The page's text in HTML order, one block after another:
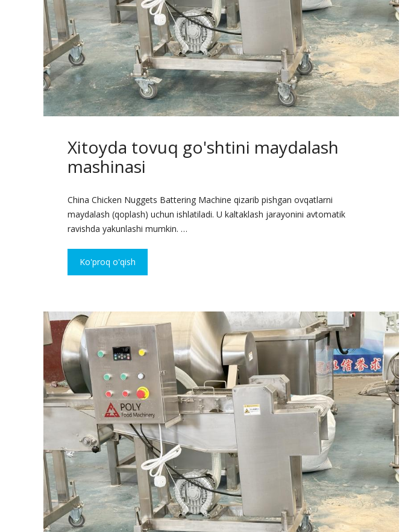
Xitoyda tovuq go'shtini maydalash
mashinasi
China Chicken Nuggets Battering Machine qizarib pishgan ovqatlarni
maydalash (qoplash) uchun ishlatiladi. U kaltaklash jarayonini avtomatik
ravishda yakunlashi mumkin. …
Ko'proq o'qish